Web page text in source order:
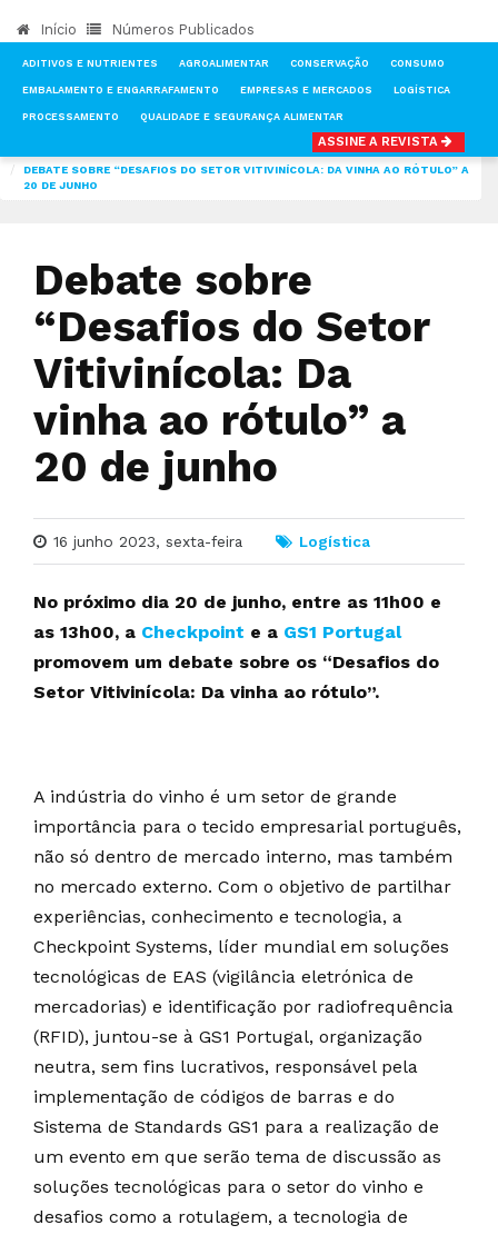
Início Números Publicados
ADITIVOS E NUTRIENTES AGROALIMENTAR CONSERVAÇÃO CONSUMO
EMBALAMENTO E ENGARRAFAMENTO EMPRESAS E MERCADOS LOGÍSTICA
PROCESSAMENTO QUALIDADE E SEGURANÇA ALIMENTAR
ASSINE A REVISTA
DEBATE SOBRE “DESAFIOS DO SETOR VITIVINÍCOLA: DA VINHA AO RÓTULO” A
20 DE JUNHO
Debate sobre
“Desafios do Setor
Vitivinícola: Da
vinha ao rótulo” a
20 de junho
16 junho 2023, sexta-feira Logística
No próximo dia 20 de junho, entre as 11h00 e
as 13h00, a Checkpoint e a GS1 Portugal
promovem um debate sobre os “Desafios do
Setor Vitivinícola: Da vinha ao rótulo”.
A indústria do vinho é um setor de grande
importância para o tecido empresarial português,
não só dentro de mercado interno, mas também
no mercado externo. Com o objetivo de partilhar
experiências, conhecimento e tecnologia, a
Checkpoint Systems, líder mundial em soluções
tecnológicas de EAS (vigilância eletrónica de
mercadorias) e identificação por radiofrequência
(RFID), juntou-se à GS1 Portugal, organização
neutra, sem fins lucrativos, responsável pela
implementação de códigos de barras e do
Sistema de Standards GS1 para a realização de
um evento em que serão tema de discussão as
soluções tecnológicas para o setor do vinho e
desafios como a rotulagem, a tecnologia de